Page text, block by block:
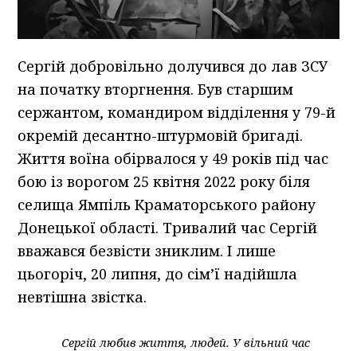
Сергій добровільно долучився до лав ЗСУ
на початку вторгнення. Був старшим
сержантом, командиром відділення у 79-й
окремій десантно-штурмовій бригаді.
Життя воїна обірвалося у 49 років під час
бою із ворогом 25 квітня 2022 року біля
селища Ямпіль Краматорського району
Донецької області. Тривалий час Сергій
вважався безвісти зниклим. І лише
цьогоріч, 20 липня, до сім’ї надійшла
невтішна звістка.
Сергій любив життя, людей. У вільний час